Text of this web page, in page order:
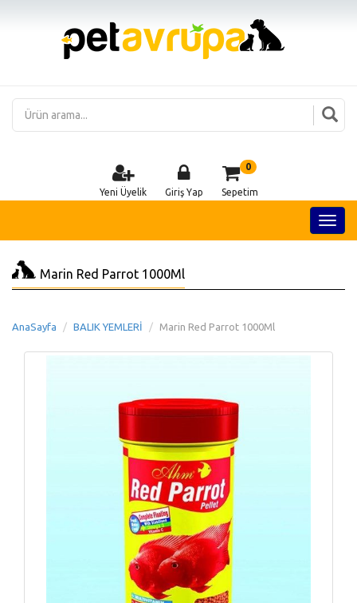
Yeni Üyelik Giriş Yap
0
Sepetim
Marin Red Parrot 1000Ml
AnaSayfa BALIK YEMLERİ Marin Red Parrot 1000Ml